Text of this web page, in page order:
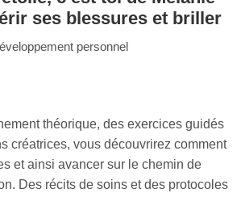
ses blessures et briller
personnel
théorique, des exercices guidés
créatrices, vous découvrirez comment
et ainsi avancer sur le chemin de
Des récits de soins et des protocoles